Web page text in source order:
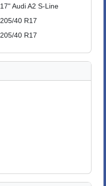
17" Audi A2 S-Line
205/40 R17
205/40 R17